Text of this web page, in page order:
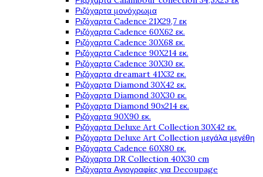
Ριζόχαρτα μονόχρωμα
Ριζόχαρτα Cadence 21Χ29,7 εκ
Ριζόχαρτα Cadence 60X62 εκ.
Ριζόχαρτα Cadence 30X68 εκ.
Ριζόχαρτα Cadence 90X214 εκ.
Ριζόχαρτα Cadence 30X30 εκ.
Ριζόχαρτα dreamart 41X32 εκ.
Ριζόχαρτα Diamond 30X42 εκ.
Ριζόχαρτα Diamond 30X30 εκ.
Ριζόχαρτα Diamond 90x214 εκ.
Ριζόχαρτα 90X90 εκ.
Ριζόχαρτα Deluxe Art Collection 30X42 εκ.
Ριζόχαρτα Deluxe Art Collection μεγάλα μεγέθη
Ριζόχαρτα Cadence 60X80 εκ.
Ριζόχαρτα DR Collection 40X30 cm
Ριζόχαρτα Αγιογραφίες για Decoupage